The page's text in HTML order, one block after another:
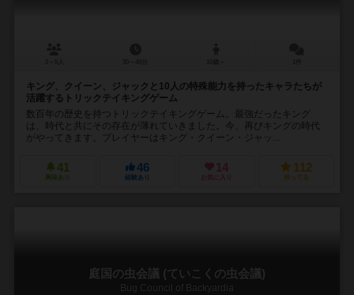
キング、クイーン、ジャックと10人の特殊能力を持ったキャラたちが
活躍するトリックテイキングゲーム
数百年の歴史を持つトリックテイキングゲーム。最強だったキング
は、時代と共にその存在が薄れていきました。今、再びキングの時代
がやってきます。プレイヤーはキング・クイーン・ジャッ...
41
興味あり
46
経験あり
14
お気に入り
112
持ってる
庭国の虫会議 (ていこくの虫会議)
Bug Council of Backyardia